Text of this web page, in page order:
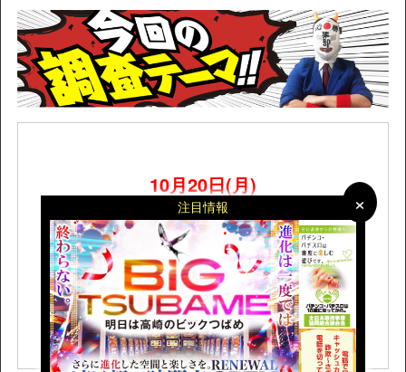
×
×
注目情報
10月20日(月)
『ヒノマル用賀店』を鬼マスクが突撃調
査！
創業月間で気合MAX！